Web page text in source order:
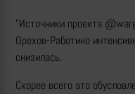
"Источники проекта
Орехов-Работино
снизилась.
Скорее всего это